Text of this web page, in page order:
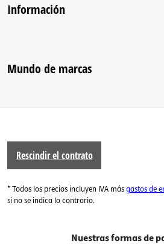
Información
Mundo de marcas
Rescindir el contrato
* Todos los precios incluyen IVA másgastos de
si no se indica lo contrario.
Nuestras formas de